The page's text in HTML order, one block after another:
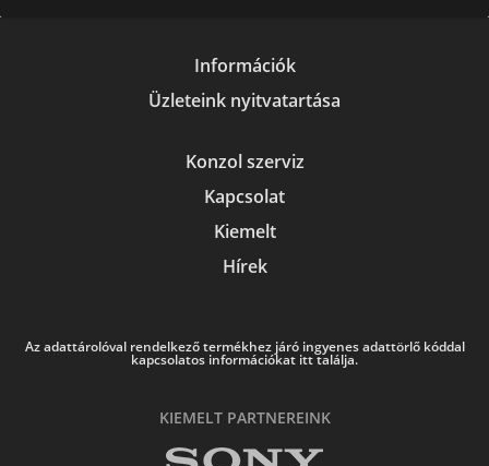
Információk
Üzleteink nyitvatartása
Konzol szerviz
Kapcsolat
Kiemelt
Hírek
Az adattárolóval rendelkező termékhez járó ingyenes adattörlő kóddal
kapcsolatos információkat itt találja.
KIEMELT PARTNEREINK